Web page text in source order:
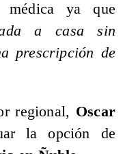
médica ya que
a casa sin
prescripción de
regional, Oscar
la opción de